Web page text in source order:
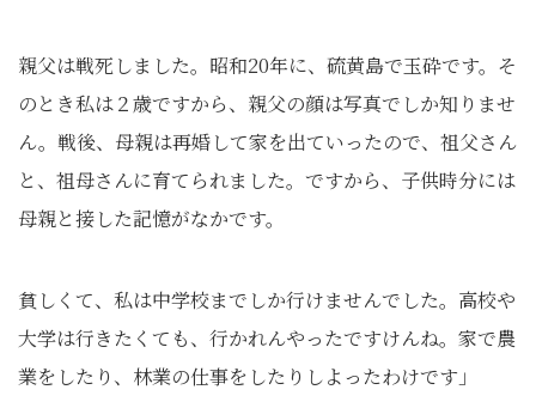
親父は戦死しました。昭和20年に、硫黄島で玉砕です。そ
のとき私は２歳ですから、親父の顔は写真でしか知りませ
ん。戦後、母親は再婚して家を出ていったので、祖父さん
と、祖母さんに育てられました。ですから、子供時分には
母親と接した記憶がなかです。
貧しくて、私は中学校までしか行けませんでした。高校や
大学は行きたくても、行かれんやったですけんね。家で農
業をしたり、林業の仕事をしたりしよったわけです」